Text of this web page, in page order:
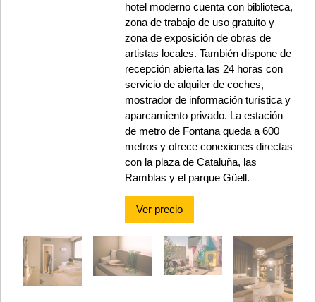
hotel moderno cuenta con biblioteca,
zona de trabajo de uso gratuito y
zona de exposición de obras de
artistas locales. También dispone de
recepción abierta las 24 horas con
servicio de alquiler de coches,
mostrador de información turística y
aparcamiento privado. La estación
de metro de Fontana queda a 600
metros y ofrece conexiones directas
con la plaza de Cataluña, las
Ramblas y el parque Güell.
Ver precio